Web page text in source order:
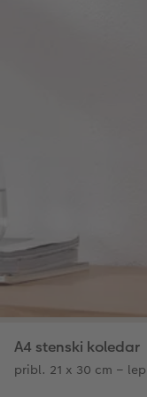
A4 stenski koledar
pribl. 21 x 30 cm –